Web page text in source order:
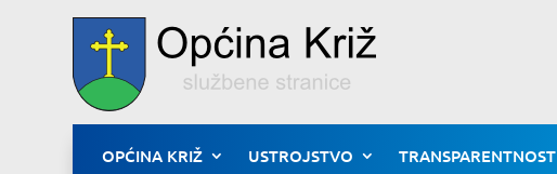
OPĆINA KRIŽ USTROJSTVO TRANSPARENTNOST